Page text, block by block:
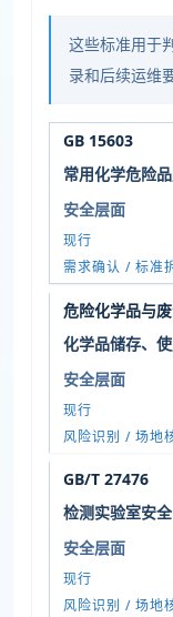
这些标准用于
录和后续运维
GB 15603
常用化学危险
安全层面
现行
需求确认 / 标准
危险化学品与
化学品储存、
安全层面
现行
风险识别 / 场地
GB/T 27476
检测实验室安全
安全层面
现行
风险识别 / 场地